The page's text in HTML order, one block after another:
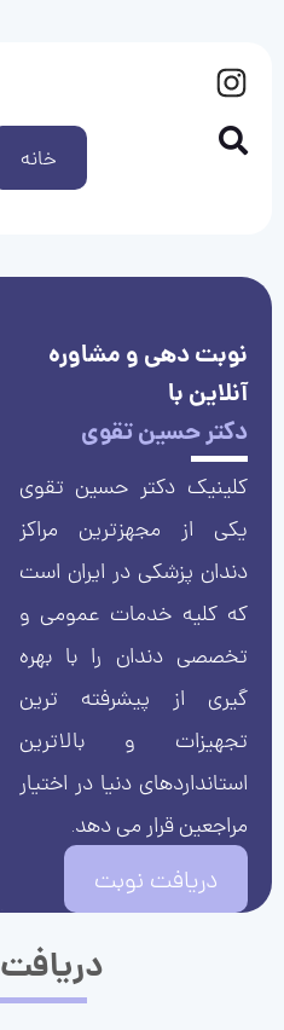
خانه
نوبت دهی و مشاوره
آنلاین با
دکتر حسین تقوی
کلینیک دکتر حسین تقوی
یکی از مجهزترین مراکز
دندان پزشکی در ایران است
که کلیه خدمات عمومی و
تخصصی دندان را با بهره
گیری از پیشرفته ترین
تجهیزات و بالاترین
استانداردهای دنیا در اختیار
مراجعین قرار می دهد.
دریافت نوبت
دریافت